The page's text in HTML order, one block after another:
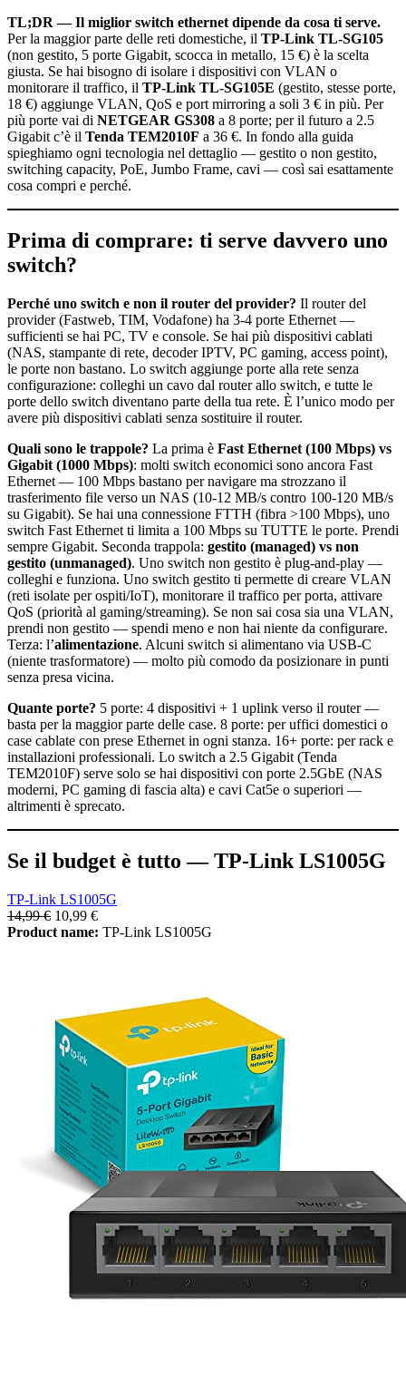
TL;DR — Il miglior switch ethernet dipende da cosa ti serve.
Per la maggior parte delle reti domestiche, il TP-Link TL-SG105
(non gestito, 5 porte Gigabit, scocca in metallo, 15 €) è la scelta
giusta. Se hai bisogno di isolare i dispositivi con VLAN o
monitorare il traffico, il TP-Link TL-SG105E (gestito, stesse porte,
18 €) aggiunge VLAN, QoS e port mirroring a soli 3 € in più. Per
più porte vai di NETGEAR GS308 a 8 porte; per il futuro a 2.5
Gigabit c’è il Tenda TEM2010F a 36 €. In fondo alla guida
spieghiamo ogni tecnologia nel dettaglio — gestito o non gestito,
switching capacity, PoE, Jumbo Frame, cavi — così sai esattamente
cosa compri e perché.
Prima di comprare: ti serve davvero uno
switch?
Perché uno switch e non il router del provider? Il router del
provider (Fastweb, TIM, Vodafone) ha 3-4 porte Ethernet —
sufficienti se hai PC, TV e console. Se hai più dispositivi cablati
(NAS, stampante di rete, decoder IPTV, PC gaming, access point),
le porte non bastano. Lo switch aggiunge porte alla rete senza
configurazione: colleghi un cavo dal router allo switch, e tutte le
porte dello switch diventano parte della tua rete. È l’unico modo per
avere più dispositivi cablati senza sostituire il router.
Quali sono le trappole? La prima è Fast Ethernet (100 Mbps) vs
Gigabit (1000 Mbps): molti switch economici sono ancora Fast
Ethernet — 100 Mbps bastano per navigare ma strozzano il
trasferimento file verso un NAS (10-12 MB/s contro 100-120 MB/s
su Gigabit). Se hai una connessione FTTH (fibra >100 Mbps), uno
switch Fast Ethernet ti limita a 100 Mbps su TUTTE le porte. Prendi
sempre Gigabit. Seconda trappola: gestito (managed) vs non
gestito (unmanaged). Uno switch non gestito è plug-and-play —
colleghi e funziona. Uno switch gestito ti permette di creare VLAN
(reti isolate per ospiti/IoT), monitorare il traffico per porta, attivare
QoS (priorità al gaming/streaming). Se non sai cosa sia una VLAN,
prendi non gestito — spendi meno e non hai niente da configurare.
Terza: l’alimentazione. Alcuni switch si alimentano via USB-C
(niente trasformatore) — molto più comodo da posizionare in punti
senza presa vicina.
Quante porte? 5 porte: 4 dispositivi + 1 uplink verso il router —
basta per la maggior parte delle case. 8 porte: per uffici domestici o
case cablate con prese Ethernet in ogni stanza. 16+ porte: per rack e
installazioni professionali. Lo switch a 2.5 Gigabit (Tenda
TEM2010F) serve solo se hai dispositivi con porte 2.5GbE (NAS
moderni, PC gaming di fascia alta) e cavi Cat5e o superiori —
altrimenti è sprecato.
Se il budget è tutto — TP-Link LS1005G
TP-Link LS1005G
14,99 € 10,99 €
Product name: TP-Link LS1005G